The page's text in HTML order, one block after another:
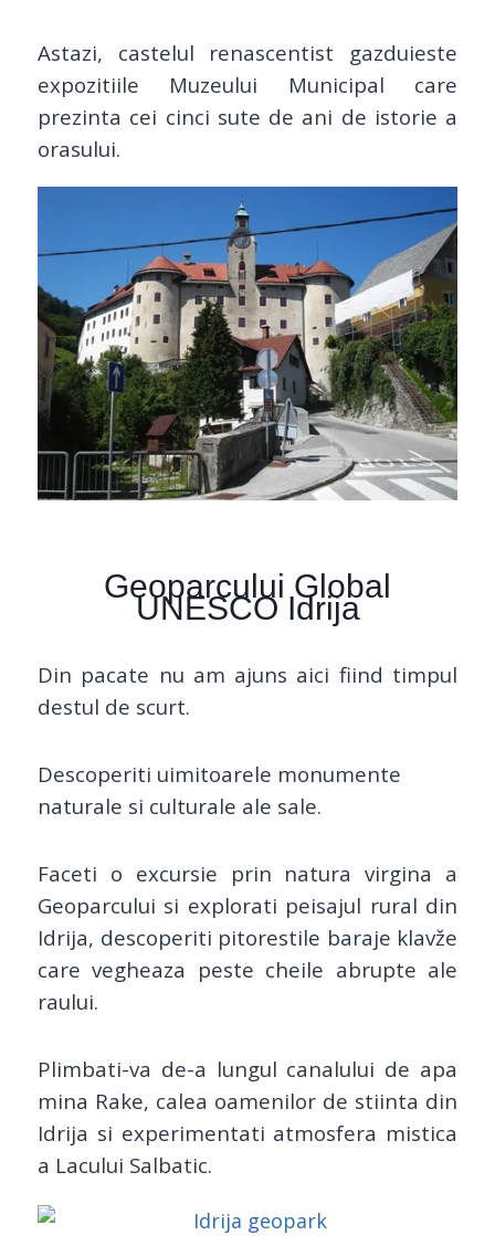
Astazi, castelul renascentist gazduieste
expozitiile Muzeului Municipal care
prezinta cei cinci sute de ani de istorie a
orasului.
Geoparcului Global
UNESCO Idrija
Din pacate nu am ajuns aici fiind timpul
destul de scurt.
Descoperiti uimitoarele monumente
naturale si culturale ale sale.
Faceti o excursie prin natura virgina a
Geoparcului si explorati peisajul rural din
Idrija, descoperiti pitorestile baraje klavže
care vegheaza peste cheile abrupte ale
raului.
Plimbati-va de-a lungul canalului de apa
mina Rake, calea oamenilor de stiinta din
Idrija si experimentati atmosfera mistica
a Lacului Salbatic.